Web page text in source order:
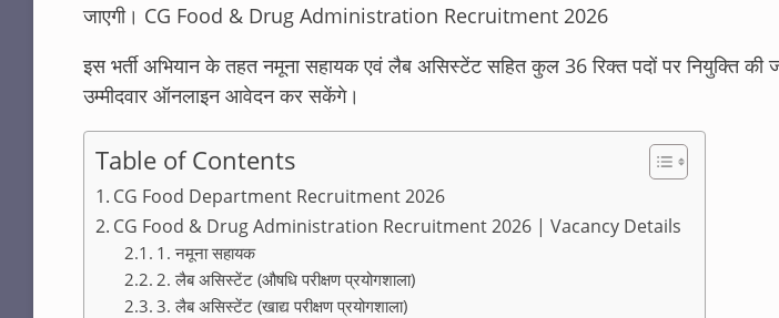
जाएगी। CG Food & Drug Administration Recruitment 2026
इस भर्ती अभियान के तहत नमूना सहायक एवं लैब असिस्टेंट सहित कुल 36 रिक्त पदों पर नियुक्ति की
उम्मीदवार ऑनलाइन आवेदन कर सकेंगे।
Table of Contents
CG Food Department Recruitment 2026
CG Food & Drug Administration Recruitment 2026 | Vacancy Details
1. नमूना सहायक
2. लैब असिस्टेंट (औषधि परीक्षण प्रयोगशाला)
3. लैब असिस्टेंट (खाद्य परीक्षण प्रयोगशाला)